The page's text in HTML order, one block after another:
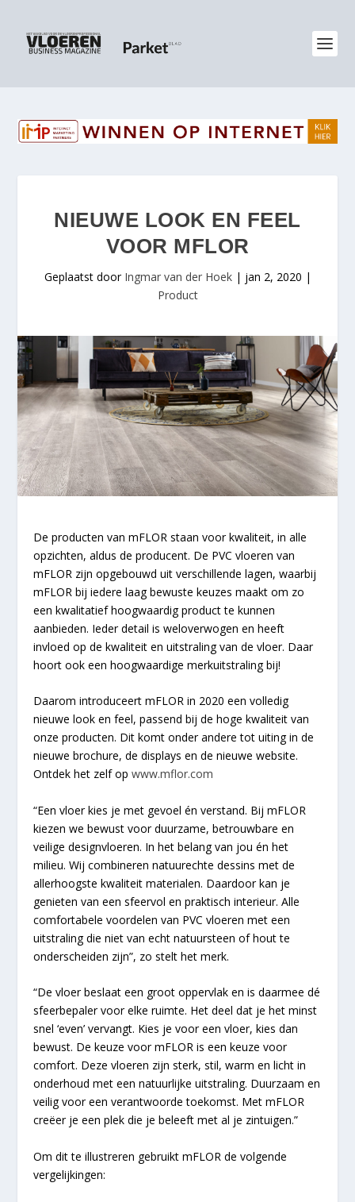
NIEUWE LOOK EN FEEL
VOOR MFLOR
Geplaatst door Ingmar van der Hoek| jan 2, 2020 |
Product
De producten van mFLOR staan voor kwaliteit, in alle
opzichten, aldus de producent. De PVC vloeren van
mFLOR zijn opgebouwd uit verschillende lagen, waarbij
mFLOR bij iedere laag bewuste keuzes maakt om zo
een kwalitatief hoogwaardig product te kunnen
aanbieden. Ieder detail is weloverwogen en heeft
invloed op de kwaliteit en uitstraling van de vloer. Daar
hoort ook een hoogwaardige merkuitstraling bij!
Daarom introduceert mFLOR in 2020 een volledig
nieuwe look en feel, passend bij de hoge kwaliteit van
onze producten. Dit komt onder andere tot uiting in de
nieuwe brochure, de displays en de nieuwe website.
Ontdek het zelf opwww.mflor.com
“Een vloer kies je met gevoel én verstand. Bij mFLOR
kiezen we bewust voor duurzame, betrouwbare en
veilige designvloeren. In het belang van jou én het
milieu. Wij combineren natuurechte dessins met de
allerhoogste kwaliteit materialen. Daardoor kan je
genieten van een sfeervol en praktisch interieur. Alle
comfortabele voordelen van PVC vloeren met een
uitstraling die niet van echt natuursteen of hout te
onderscheiden zijn”, zo stelt het merk.
“De vloer beslaat een groot oppervlak en is daarmee dé
sfeerbepaler voor elke ruimte. Het deel dat je het minst
snel ‘even’ vervangt. Kies je voor een vloer, kies dan
bewust. De keuze voor mFLOR is een keuze voor
comfort. Deze vloeren zijn sterk, stil, warm en licht in
onderhoud met een natuurlijke uitstraling. Duurzaam en
veilig voor een verantwoorde toekomst. Met mFLOR
creëer je een plek die je beleeft met al je zintuigen.”
Om dit te illustreren gebruikt mFLOR de volgende
vergelijkingen: